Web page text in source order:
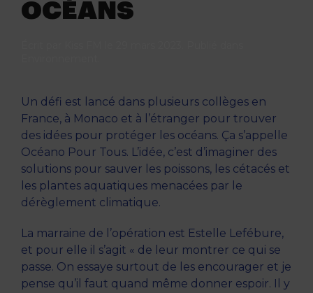
OCÉANS
Un défi est lancé dans plusieurs collèges en
France, à Monaco et à l’étranger pour trouver
des idées pour protéger les océans. Ça s’appelle
Océano Pour Tous. L’idée, c’est d’imaginer des
solutions pour sauver les poissons, les cétacés et
les plantes aquatiques menacées par le
dérèglement climatique.
La marraine de l’opération est Estelle Lefébure,
et pour elle il s’agit « de leur montrer ce qui se
passe. On essaye surtout de les encourager et je
pense qu’il faut quand même donner espoir. Il y